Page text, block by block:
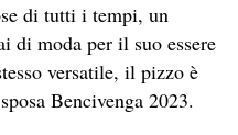
di tutti i tempi, un
di moda per il suo essere
versatile, il pizzo è
Bencivenga 2023.